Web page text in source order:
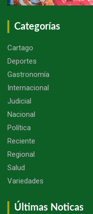
Categorías
Cartago
Deportes
Gastronomía
Internacional
Judicial
Nacional
Política
Reciente
Regional
Salud
Variedades
Últimas Noticas